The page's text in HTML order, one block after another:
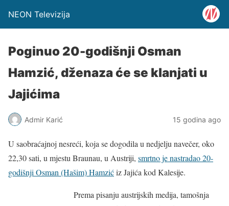
NEON Televizija
Poginuo 20-godišnji Osman
Hamzić, dženaza će se klanjati u
Jajićima
Admir Karić 15 godina ago
U saobraćajnoj nesreći, koja se dogodila u nedjelju navečer, oko
22,30 sati, u mjestu Braunau, u Austriji, smrtno je nastradao 20-
godišnji Osman (Hašim) Hamzićiz Jajića kod Kalesije.
Prema pisanju austrijskih medija, tamošnja